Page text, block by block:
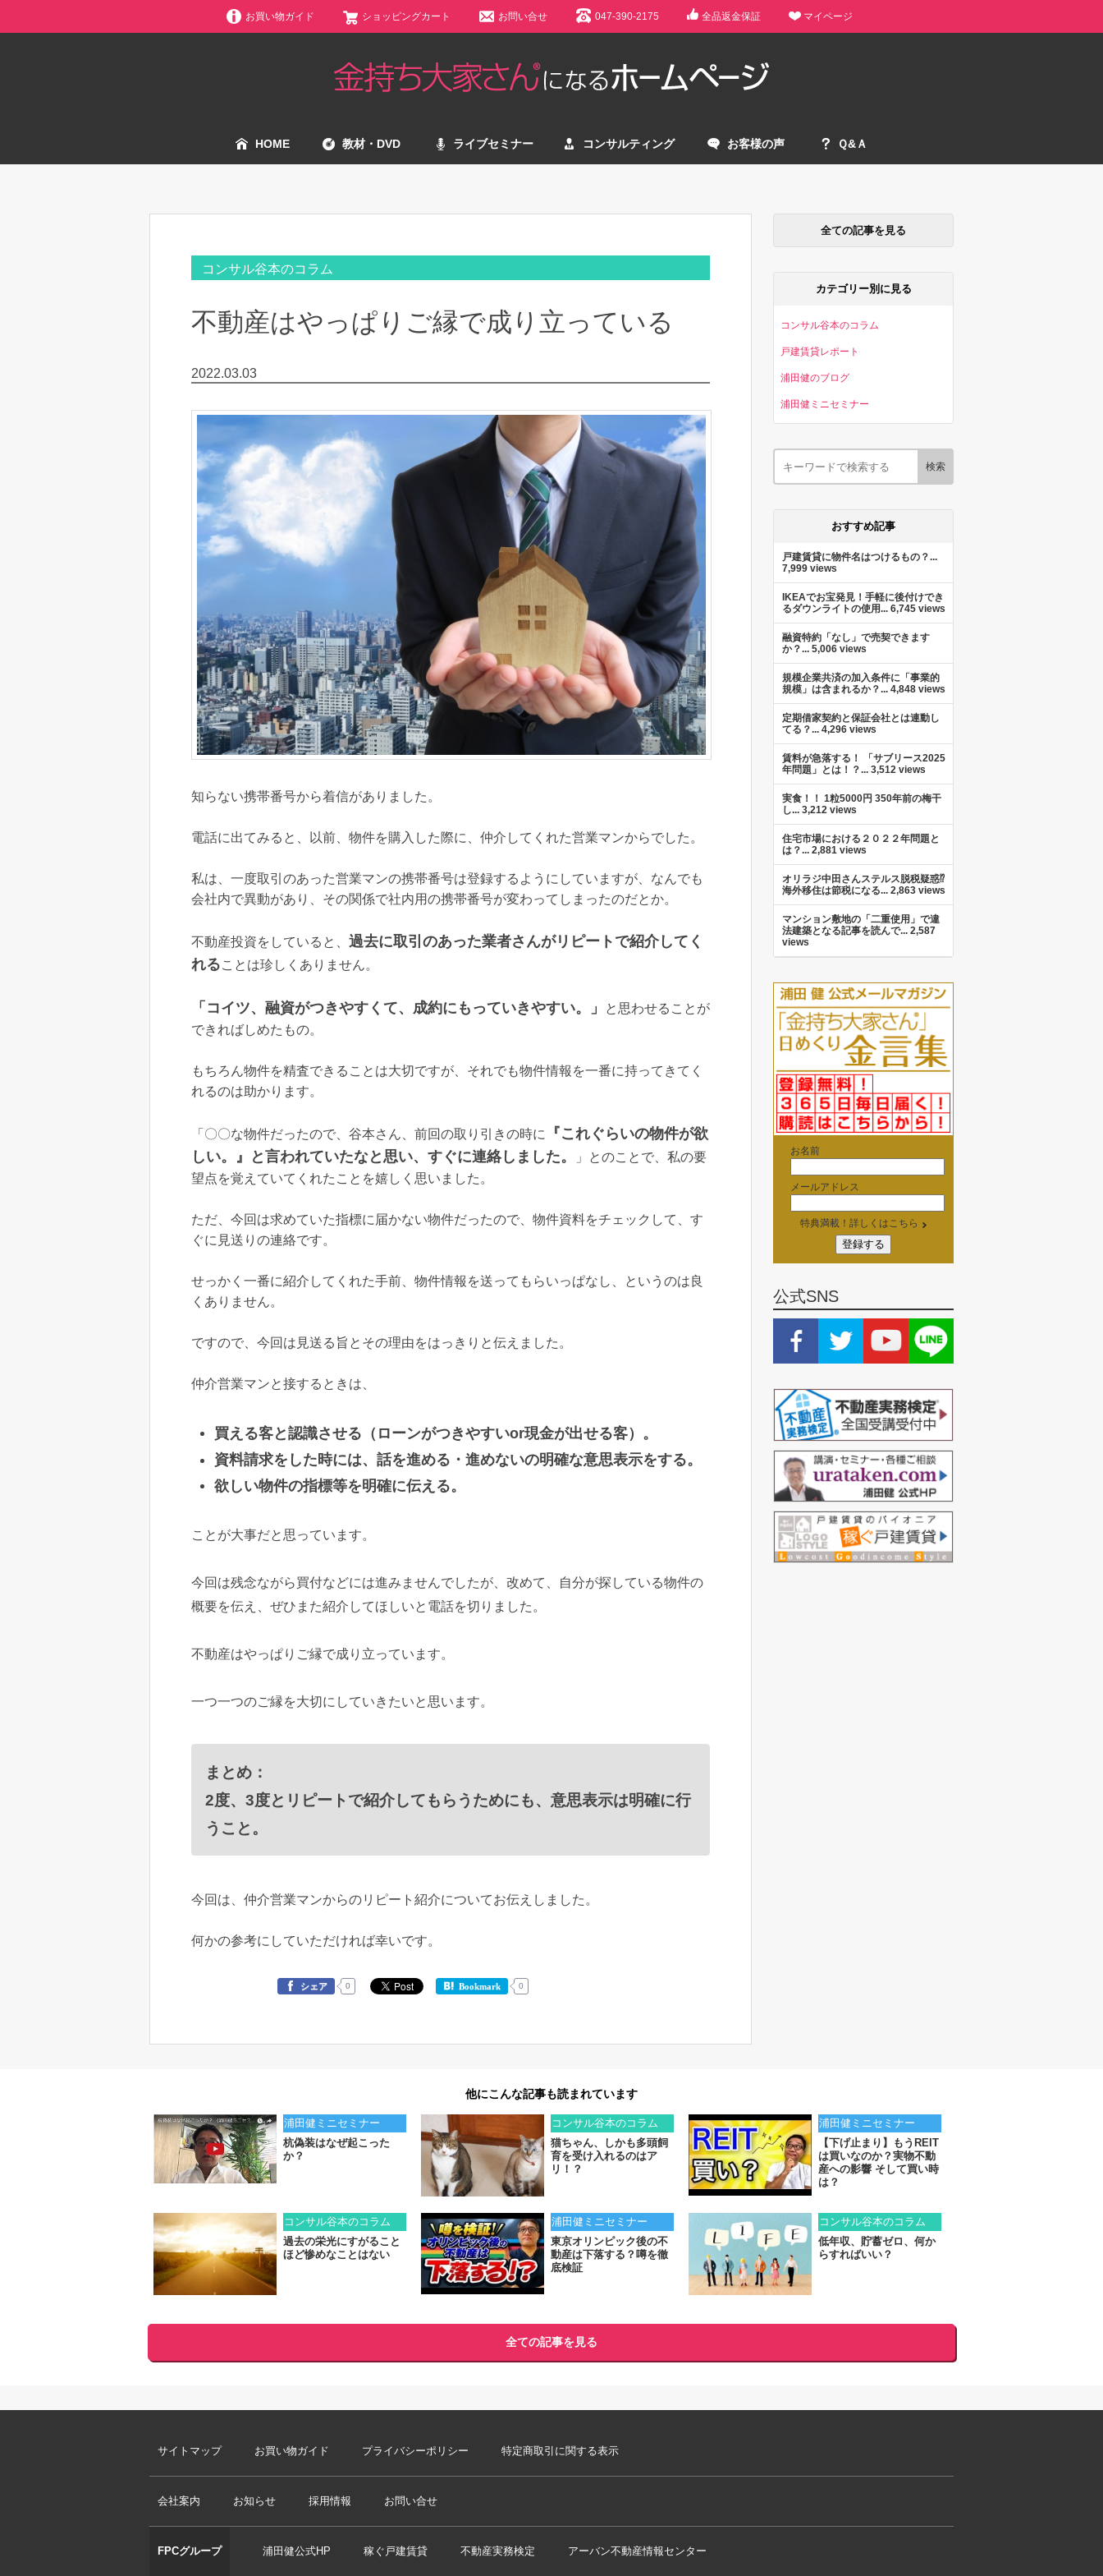
お買い物ガイド ショッピングカート お問い合せ 047-390-2175 全品返金保証 マイページ
HOME 教材・DVD ライブセミナー コンサルティング お客様の声 Ｑ&Ａ
コンサル谷本のコラム
不動産はやっぱりご縁で成り立っている
2022.03.03
知らない携帯番号から着信がありました。
電話に出てみると、以前、物件を購入した際に、仲介してくれた営業マンからでした。
私は、一度取引のあった営業マンの携帯番号は登録するようにしていますが、なんでも
会社内で異動があり、その関係で社内用の携帯番号が変わってしまったのだとか。
不動産投資をしていると、 過去に取引のあった業者さんがリピートで紹介してく
れることは珍しくありません。
「コイツ、融資がつきやすくて、成約にもっていきやすい。」
と思わせることが
できればしめたもの。
もちろん物件を精査できることは大切ですが、それでも物件情報を一番に持ってきてく
れるのは助かります。
「〇〇な物件だったので、谷本さん、前回の取り引きの時に
『これぐらいの物件が欲
しい。』と言われていたなと思い、すぐに連絡しました。
」とのことで、私の要
望点を覚えていてくれたことを嬉しく思いました。
ただ、今回は求めていた指標に届かない物件だったので、物件資料をチェックして、す
ぐに見送りの連絡です。
せっかく一番に紹介してくれた手前、物件情報を送ってもらいっぱなし、というのは良
くありません。
ですので、今回は見送る旨とその理由をはっきりと伝えました。
仲介営業マンと接するときは、
買える客と認識させる（ローンがつきやすいor現金が出せる客）。
資料請求をした時には、話を進める・進めないの明確な意思表示をする。
欲しい物件の指標等を明確に伝える。
ことが大事だと思っています。
今回は残念ながら買付などには進みませんでしたが、改めて、自分が探している物件の
概要を伝え、ぜひまた紹介してほしいと電話を切りました。
不動産はやっぱりご縁で成り立っています。
一つ一つのご縁を大切にしていきたいと思います。
まとめ：
2度、3度とリピートで紹介してもらうためにも、意思表示は明確に行
うこと。
今回は、仲介営業マンからのリピート紹介についてお伝えしました。
何かの参考にしていただければ幸いです。
シェア 0 Bookmark 0
全ての記事を見る
カテゴリー別に見る
コンサル谷本のコラム
戸建賃貸レポート
浦田健のブログ
浦田健ミニセミナー
おすすめ記事
戸建賃貸に物件名はつけるもの？...
7,999 views
IKEAでお宝発見！手軽に後付けでき
るダウンライトの使用... 6,745 views
融資特約「なし」で売契できます
か？... 5,006 views
規模企業共済の加入条件に「事業的
規模」は含まれるか？... 4,848 views
定期借家契約と保証会社とは連動し
てる？... 4,296 views
賃料が急落する！ 「サブリース2025
年問題」とは！？... 3,512 views
実食！！ 1粒5000円 350年前の梅干
し... 3,212 views
住宅市場における２０２２年問題と
は？... 2,881 views
オリラジ中田さんステルス脱税疑惑⁉︎
海外移住は節税になる... 2,863 views
マンション敷地の「二重使用」で違
法建築となる記事を読んで... 2,587
views
お名前
メールアドレス
特典満載！詳しくはこちら
公式SNS
他にこんな記事も読まれています
浦田健ミニセミナー
杭偽装はなぜ起こった
か？
コンサル谷本のコラム
猫ちゃん、しかも多頭飼
育を受け入れるのはア
リ！？
浦田健ミニセミナー
【下げ止まり】もうREIT
は買いなのか？実物不動
産への影響 そして買い時
は？
コンサル谷本のコラム
過去の栄光にすがること
ほど惨めなことはない
浦田健ミニセミナー
東京オリンピック後の不
動産は下落する？噂を徹
底検証
コンサル谷本のコラム
低年収、貯蓄ゼロ、何か
らすればいい？
全ての記事を見る
サイトマップ お買い物ガイド プライバシーポリシー 特定商取引に関する表示
会社案内 お知らせ 採用情報 お問い合せ
FPCグループ 浦田健公式HP 稼ぐ戸建賃貸 不動産実務検定 アーバン不動産情報センター